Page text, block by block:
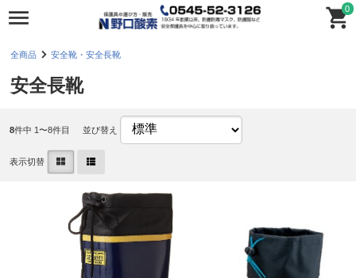
0
全商品 安全靴・安全長靴
安全長靴
8件中 1〜8件目 並び替え
表示切替